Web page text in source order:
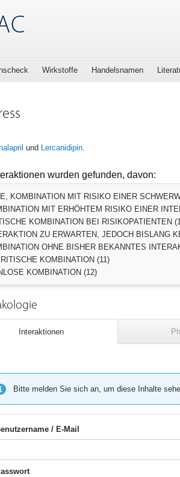
Wirkstoffe Handelsnamen
und Lercanidipin.
wurden gefunden, davon:
KOMBINATION MIT RISIKO EINER
MIT ERHÖHTEM RISIKO EINER
KOMBINATION BEI RISIKOPATIENTEN
ZU ERWARTEN, JEDOCH BISLANG
OHNE BISHER BEKANNTES
KOMBINATION (11)
KOMBINATION (12)
Interaktionen
Bitte melden Sie sich an, um diese Inhalte
/ E-Mail